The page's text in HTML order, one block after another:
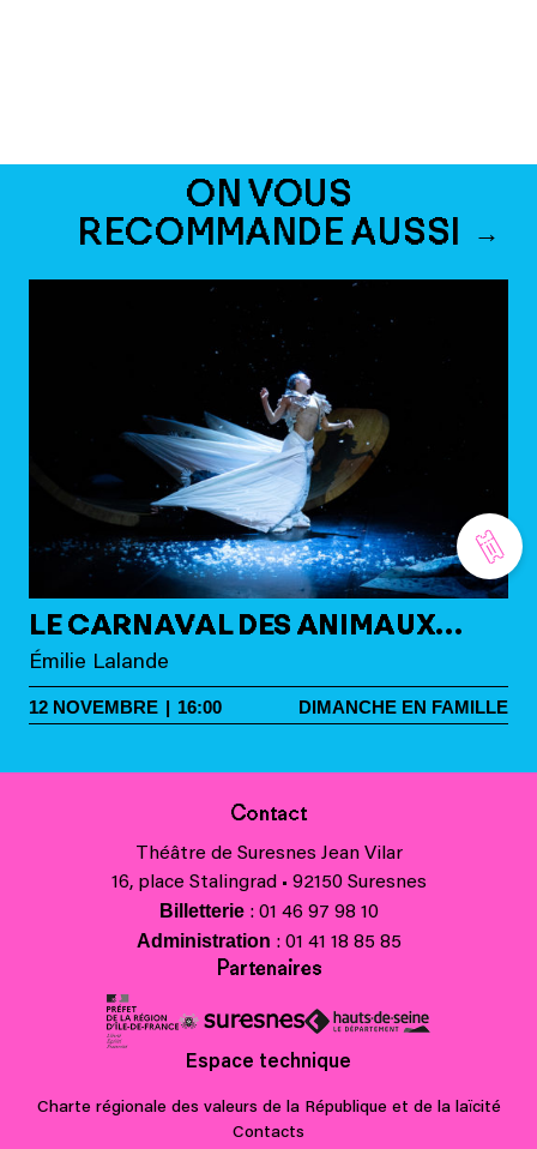
ON VOUS
RECOMMANDE AUSSI
LE CARNAVAL DES ANIMAUX…
Émilie Lalande
12 NOVEMBRE | 16:00 DIMANCHE EN FAMILLE
Contact
Théâtre de Suresnes Jean Vilar
16, place Stalingrad • 92150 Suresnes
Billetterie: 01 46 97 98 10
Administration : 01 41 18 85 85
Partenaires
Espace technique
Charte régionale des valeurs de la République et de la laïcité
Contacts